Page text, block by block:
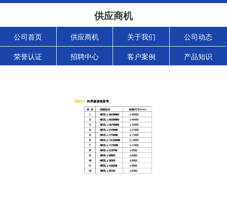
供应商机
公司首页 供应商机 关于我们 公司动态
荣誉认证 招聘中心 客户案例 产品知识